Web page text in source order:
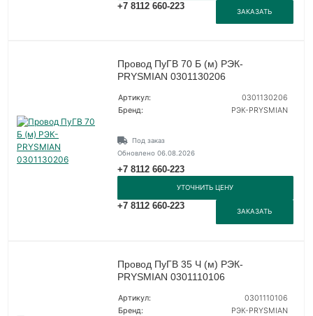
+7 8112 660-223
ЗАКАЗАТЬ
Провод ПуГВ 70 Б (м) РЭК-
PRYSMIAN 0301130206
Артикул:
0301130206
Бренд:
РЭК-PRYSMIAN
Под заказ
Обновлено 06.08.2026
+7 8112 660-223
УТОЧНИТЬ ЦЕНУ
+7 8112 660-223
ЗАКАЗАТЬ
Провод ПуГВ 35 Ч (м) РЭК-
PRYSMIAN 0301110106
Артикул:
0301110106
Бренд:
РЭК-PRYSMIAN